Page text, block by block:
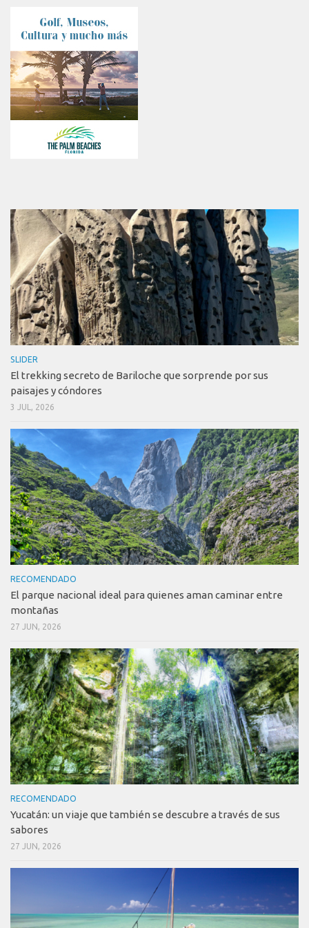
SLIDER
El trekking secreto de Bariloche que sorprende por sus
paisajes y cóndores
3 JUL, 2026
RECOMENDADO
El parque nacional ideal para quienes aman caminar entre
montañas
27 JUN, 2026
RECOMENDADO
Yucatán: un viaje que también se descubre a través de sus
sabores
27 JUN, 2026